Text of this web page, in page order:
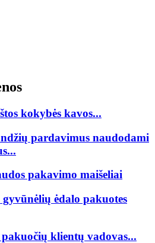
kokybės kavos...
pardavimus naudodami
pakavimo maišeliai
ėdalo pakuotes
klientų vadovas...